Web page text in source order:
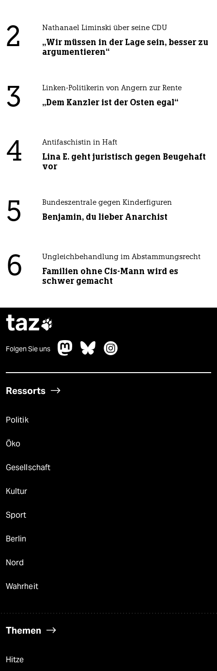
2 Nathanael Liminski über seine CDU
„Wir müssen in der Lage sein, besser zu
argumentieren“
3 Linken-Politikerin von Angern zur Rente
„Dem Kanzler ist der Osten egal“
4 Antifaschistin in Haft
Lina E. geht juristisch gegen Beugehaft
vor
5 Bundeszentrale gegen Kinderfiguren
Benjamin, du lieber Anarchist
6 Ungleichbehandlung im Abstammungsrecht
Familien ohne Cis-Mann wird es
schwer gemacht
taz
Folgen Sie uns
Ressorts
Politik
Öko
Gesellschaft
Kultur
Sport
Berlin
Nord
Wahrheit
Themen
Hitze